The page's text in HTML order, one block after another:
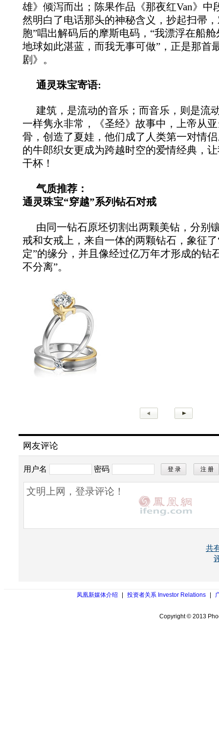
雄》倾泻而出；陈果作品《那夜红Van》中
然明白了电话那头的神秘含义，抄起扫帚
胞”唱出解码后的摩斯电码，“我漂浮在船
地球如此湛蓝，而我无事可做”，正是那首
剧》。
通灵珠宝寄语:
建筑，是流动的音乐；而音乐，则是流
一样隽永非常，《圣经》故事中，上帝从
骨，创造了夏娃，他们成了人类第一对情
的牛郎织女更成为跨越时空的爱情经典，
干杯！
气质推荐：
通灵珠宝“穿越”系列钻石对戒
由同一钻石原坯切割出两颗美钻，分别
戒和女戒上，来自一体的两颗钻石，象征
定”的缘分，并且像经过亿万年才形成的钻
不分离”。
网友评论
用户名 密码
共
凤凰新媒体介绍 | 投资者关系 Investor Relations |
Copyright © 2013